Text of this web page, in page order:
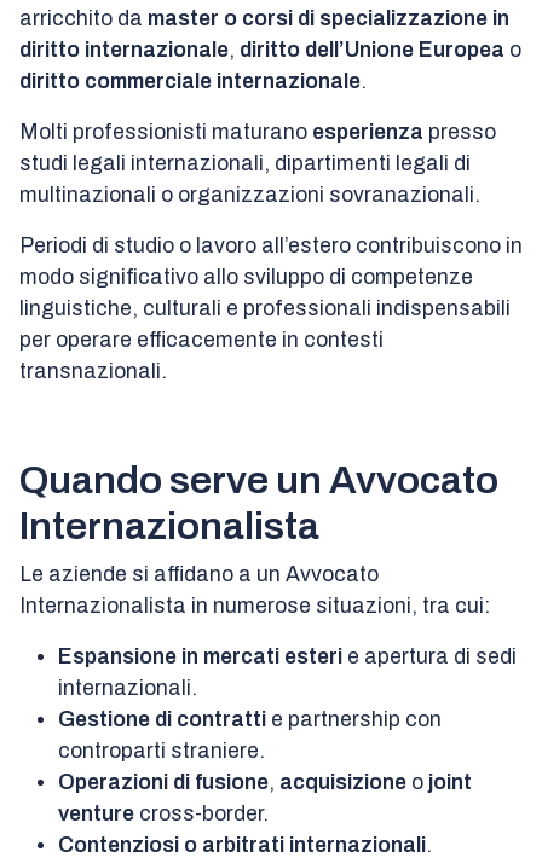
arricchito da master o corsi di specializzazione in
diritto internazionale, diritto dell’Unione Europea o
diritto commerciale internazionale.
Molti professionisti maturano esperienza presso
studi legali internazionali, dipartimenti legali di
multinazionali o organizzazioni sovranazionali.
Periodi di studio o lavoro all’estero contribuiscono in
modo significativo allo sviluppo di competenze
linguistiche, culturali e professionali indispensabili
per operare efficacemente in contesti
transnazionali.
Quando serve un Avvocato
Internazionalista
Le aziende si affidano a un Avvocato
Internazionalista in numerose situazioni, tra cui:
Espansione in mercati esteri e apertura di sedi
internazionali.
Gestione di contratti e partnership con
controparti straniere.
Operazioni di fusione, acquisizione o joint
venture cross-border.
Contenziosi o arbitrati internazionali.